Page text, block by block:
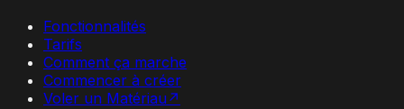
Fonctionnalités
Tarifs
Comment ça marche
Commencer à créer
Voler un Matériau ↗